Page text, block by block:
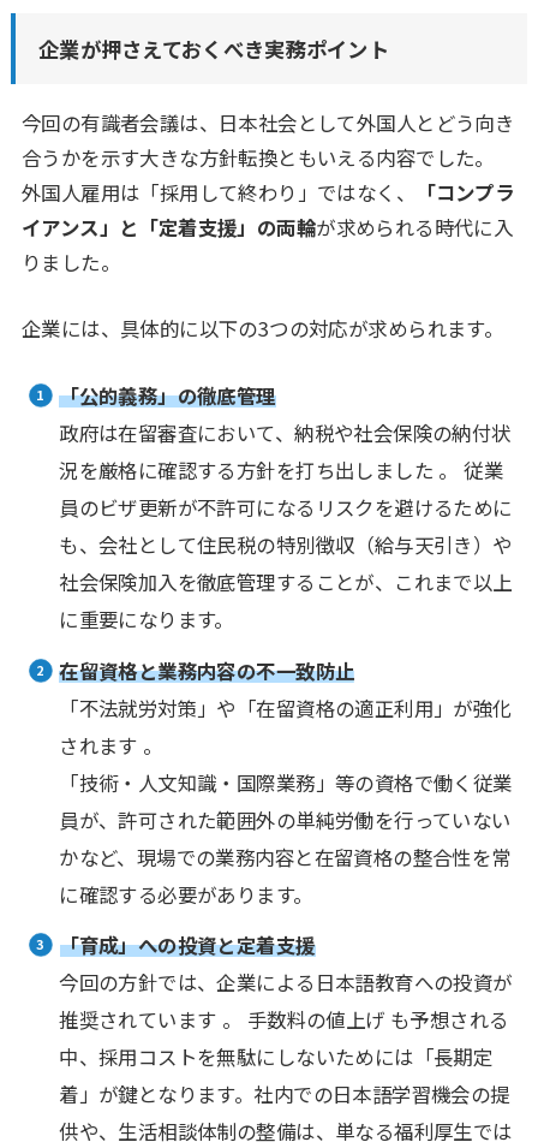
企業が押さえておくべき実務ポイント
今回の有識者会議は、日本社会として外国人とどう向き
合うかを示す大きな方針転換ともいえる内容でした。
外国人雇用は「採用して終わり」ではなく、
「コンプラ
イアンス」と「定着支援」の両輪が求められる時代に入
りました。
企業には、具体的に以下の3つの対応が求められます。
「公的義務」の徹底管理
政府は在留審査において、納税や社会保険の納付状
況を厳格に確認する方針を打ち出しました 。 従業
員のビザ更新が不許可になるリスクを避けるために
も、会社として住民税の特別徴収（給与天引き）や
社会保険加入を徹底管理することが、これまで以上
に重要になります。
在留資格と業務内容の不一致防止
「不法就労対策」や「在留資格の適正利用」が強化
されます 。
「技術・人文知識・国際業務」等の資格で働く従業
員が、許可された範囲外の単純労働を行っていない
かなど、現場での業務内容と在留資格の整合性を常
に確認する必要があります。
「育成」への投資と定着支援
今回の方針では、企業による日本語教育への投資が
推奨されています 。 手数料の値上げ も予想される
中、採用コストを無駄にしないためには「長期定
着」が鍵となります。社内での日本語学習機会の提
供や、生活相談体制の整備は、単なる福利厚生では